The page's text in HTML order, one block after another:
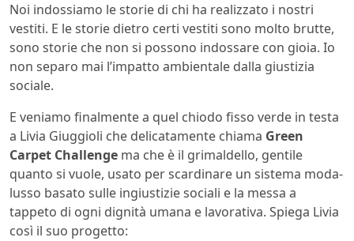
Noi indossiamo le storie di chi ha realizzato i nostri
vestiti. E le storie dietro certi vestiti sono molto brutte,
sono storie che non si possono indossare con gioia. Io
non separo mai l’impatto ambientale dalla giustizia
sociale.
E veniamo finalmente a quel chiodo fisso verde in testa
a Livia Giuggioli che delicatamente chiama Green
Carpet Challenge ma che è il grimaldello, gentile
quanto si vuole, usato per scardinare un sistema moda-
lusso basato sulle ingiustizie sociali e la messa a
tappeto di ogni dignità umana e lavorativa. Spiega Livia
così il suo progetto: